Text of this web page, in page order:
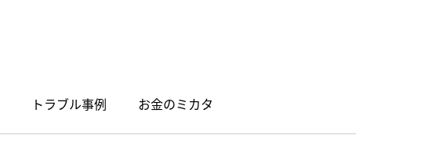
トラブル事例 お金のミカタ